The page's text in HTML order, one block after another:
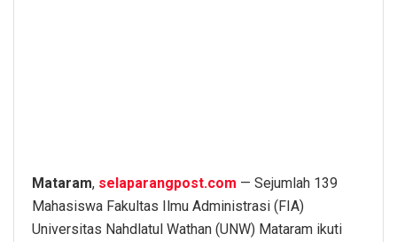
Mataram, selaparangpost.com — Sejumlah 139
Mahasiswa Fakultas Ilmu Administrasi (FIA)
Universitas Nahdlatul Wathan (UNW) Mataram ikuti